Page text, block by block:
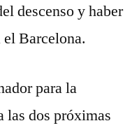
descenso y haber
Barcelona.
para la
las dos próximas